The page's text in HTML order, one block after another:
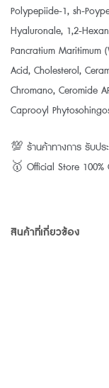
Polypepiide-1, sh-
Hyaluronale, 1,2-
Pancratium Maritimum
Acid, Cholesterol,
Chromano, Ceromide
Caprooyl
💯 ร้านค้าทางการ รับป
🥇 Official Store 100%
สินค้าที่เกี่ยวข้อง